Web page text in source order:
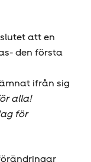
att en
den första
ifrån sig
alla!
för